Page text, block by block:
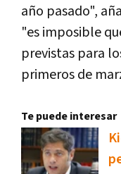
año pasado",
"es imposible
previstas para
primeros de
Te puede interesar